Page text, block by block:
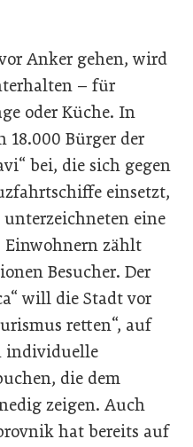
Anker gehen, wird
– für
oder Küche. In
18.000 Bürger der
bei, die sich gegen
einsetzt,
eine
zählt
Besucher. Der
will die Stadt vor
retten“, auf
individuelle
die dem
zeigen. Auch
hat bereits auf